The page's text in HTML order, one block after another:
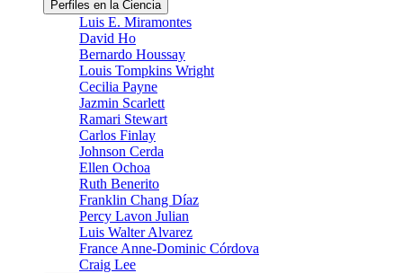
Perfiles en la Ciencia
Luis E. Miramontes
David Ho
Bernardo Houssay
Louis Tompkins Wright
Cecilia Payne
Jazmin Scarlett
Ramari Stewart
Carlos Finlay
Johnson Cerda
Ellen Ochoa
Ruth Benerito
Franklin Chang Díaz
Percy Lavon Julian
Luis Walter Alvarez
France Anne-Dominic Córdova
Craig Lee